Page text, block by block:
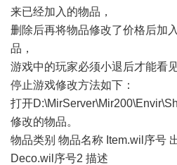
来已经加入的物品，
删除后再将物品修改了价格后加
品，
游戏中的玩家必须小退后才能看
停止游戏修改方法如下：
打开
修改的物品。
物品类别 物品名称 Item.wil序号
Deco.wil序号2 描述